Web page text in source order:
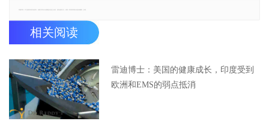
相关阅读
雷迪博士：美国的健康成长，印度受到
欧洲和EMS的弱点抵消